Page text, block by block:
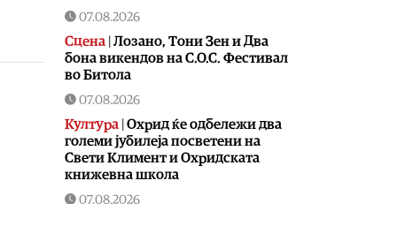
07.08.2026
Сцена | Лозано, Тони Зен и Два
бона викендов на С.О.С. Фестивал
во Битола
07.08.2026
Култура | Охрид ќе одбележи два
големи јубилеја посветени на
Свети Климент и Охридската
книжевна школа
07.08.2026